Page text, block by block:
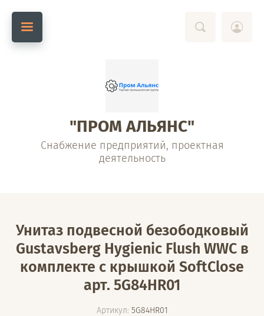
"ПРОМ АЛЬЯНС"
Снабжение предприятий, проектная
деятельность
Унитаз подвесной безободковый
Gustavsberg Hygienic Flush WWC в
комплекте с крышкой SoftClose
арт. 5G84HR01
Артикул: 5G84HR01